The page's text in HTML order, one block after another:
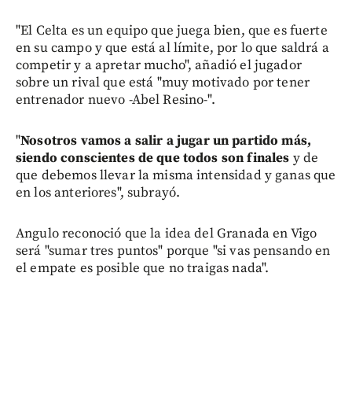
"El Celta es un equipo que juega bien, que es fuerte
en su campo y que está al límite, por lo que saldrá a
competir y a apretar mucho", añadió el jugador
sobre un rival que está "muy motivado por tener
entrenador nuevo -Abel Resino-".
"Nosotros vamos a salir a jugar un partido más,
siendo conscientes de que todos son finales y de
que debemos llevar la misma intensidad y ganas que
en los anteriores", subrayó.
Angulo reconoció que la idea del Granada en Vigo
será "sumar tres puntos" porque "si vas pensando en
el empate es posible que no traigas nada".